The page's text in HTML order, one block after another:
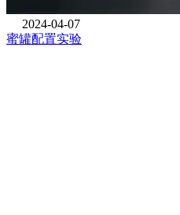
2024-04-07
蜜罐配置实验